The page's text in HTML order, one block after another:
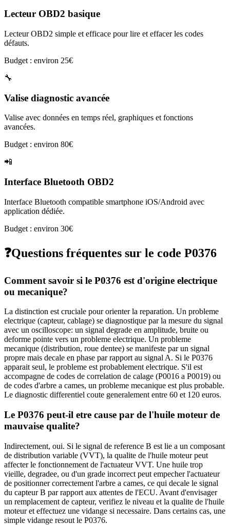
Lecteur OBD2 basique
Lecteur OBD2 simple et efficace pour lire et effacer les codes
défauts.
Budget : environ 25€
🔧
Valise diagnostic avancée
Valise avec données en temps réel, graphiques et fonctions
avancées.
Budget : environ 80€
📲
Interface Bluetooth OBD2
Interface Bluetooth compatible smartphone iOS/Android avec
application dédiée.
Budget : environ 30€
❓Questions fréquentes sur le code P0376
Comment savoir si le P0376 est d'origine electrique
ou mecanique?
La distinction est cruciale pour orienter la reparation. Un probleme
electrique (capteur, cablage) se diagnostique par la mesure du signal
avec un oscilloscope: un signal degrade en amplitude, bruite ou
deforme pointe vers un probleme electrique. Un probleme
mecanique (distribution, roue dentee) se manifeste par un signal
propre mais decale en phase par rapport au signal A. Si le P0376
apparait seul, le probleme est probablement electrique. S'il est
accompagne de codes de correlation de calage (P0016 a P0019) ou
de codes d'arbre a cames, un probleme mecanique est plus probable.
Le diagnostic differentiel coute generalement entre 60 et 120 euros.
Le P0376 peut-il etre cause par de l'huile moteur de
mauvaise qualite?
Indirectement, oui. Si le signal de reference B est lie a un composant
de distribution variable (VVT), la qualite de l'huile moteur peut
affecter le fonctionnement de l'actuateur VVT. Une huile trop
vieille, degradee, ou d'un grade incorrect peut empecher l'actuateur
de positionner correctement l'arbre a cames, ce qui decale le signal
du capteur B par rapport aux attentes de l'ECU. Avant d'envisager
un remplacement de capteur, verifiez le niveau et la qualite de l'huile
moteur et effectuez une vidange si necessaire. Dans certains cas, une
simple vidange resout le P0376.